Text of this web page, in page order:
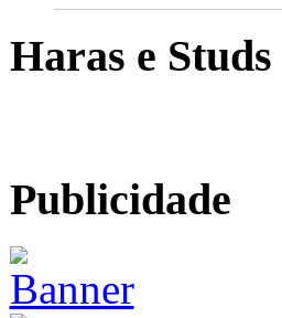
Haras e Studs
Publicidade